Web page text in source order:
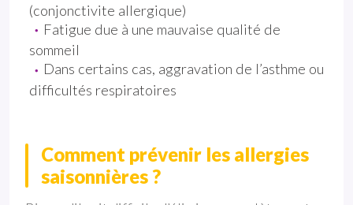
(conjonctivite allergique)
Fatigue due à une mauvaise qualité de
sommeil
Dans certains cas, aggravation de l’asthme ou
difficultés respiratoires
Comment prévenir les allergies
saisonnières ?